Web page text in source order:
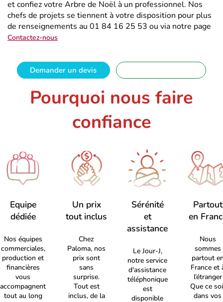
et confiez votre Arbre de Noël à un professionnel. Nos
chefs de projets se tiennent à votre disposition pour plus
de renseignements au 01 84 16 25 53 ou via notre page
Contactez-nous
Demander un devis
Pourquoi nous faire
confiance
Equipe
dédiée
Nos équipes
commerciales,
production et
financières
vous
accompagnent
tout au long
Un prix
tout inclus
Chez
Paloma, nos
prix sont
sans
surprise.
Tout est
inclus, de la
Sérénité
et
assistance
Le Jour-J,
notre service
d'assistance
téléphonique
est
disponible
Partout
en
Nous
sommes
partout
France et
l’étranger
Que ce
dans vos